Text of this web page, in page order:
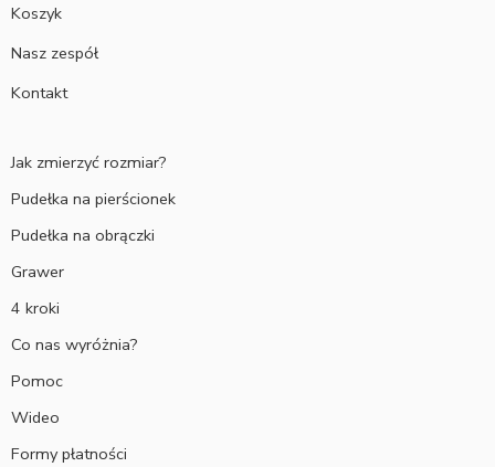
Koszyk
Nasz zespół
Kontakt
Jak zmierzyć rozmiar?
Pudełka na pierścionek
Pudełka na obrączki
Grawer
4 kroki
Co nas wyróżnia?
Pomoc
Wideo
Formy płatności